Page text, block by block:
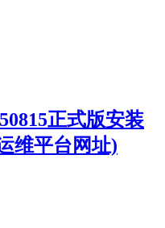
正式版安装
维平台网址)